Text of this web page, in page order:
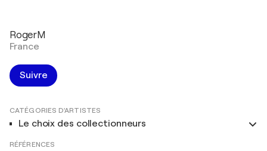
RogerM
France
Suivre
CATÉGORIES D'ARTISTES
Le choix des collectionneurs
RÉFÉRENCES